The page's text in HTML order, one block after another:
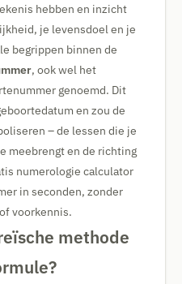
hebben en inzicht
je levensdoel en je
begrippen binnen de
, ook wel het
genoemd. Dit
en zou de
– de lessen die je
meebrengt en de richting
numerologie calculator
in seconden, zonder
voorkennis.
methode